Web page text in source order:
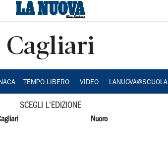
Cagliari
TEMPO LIBERO VIDEO LANUOVA@SCUOLA
SCEGLI L'EDIZIONE
Nuoro